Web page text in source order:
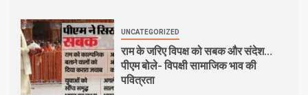
UNCATEGORIZED
राम के जरिए विपक्ष को सबक और संदेश…
पीएम बोले- विपक्षी सामाजिक भाव की
पवित्रता